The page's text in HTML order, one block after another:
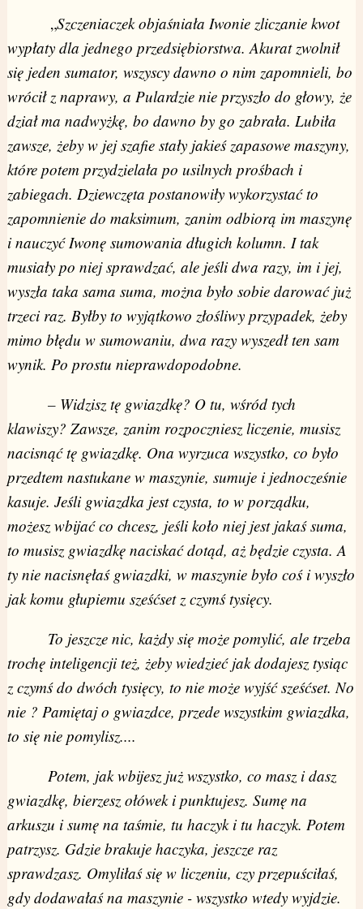
„Szczeniaczek objaśniała Iwonie zliczanie kwot
wypłaty dla jednego przedsiębiorstwa. Akurat zwolnił
się jeden sumator, wszyscy dawno o nim zapomnieli, bo
wrócił z naprawy, a Pulardzie nie przyszło do głowy, że
dział ma nadwyżkę, bo dawno by go zabrała. Lubiła
zawsze, żeby w jej szafie stały jakieś zapasowe maszyny,
które potem przydzielała po usilnych prośbach i
zabiegach. Dziewczęta postanowiły wykorzystać to
zapomnienie do maksimum, zanim odbiorą im maszynę
i nauczyć Iwonę sumowania długich kolumn. I tak
musiały po niej sprawdzać, ale jeśli dwa razy, im i jej,
wyszła taka sama suma, można było sobie darować już
trzeci raz. Byłby to wyjątkowo złośliwy przypadek, żeby
mimo błędu w sumowaniu, dwa razy wyszedł ten sam
wynik. Po prostu nieprawdopodobne.
– Widzisz tę gwiazdkę? O tu, wśród tych
klawiszy? Zawsze, zanim rozpoczniesz liczenie, musisz
nacisnąć tę gwiazdkę. Ona wyrzuca wszystko, co było
przedtem nastukane w maszynie, sumuje i jednocześnie
kasuje. Jeśli gwiazdka jest czysta, to w porządku,
możesz wbijać co chcesz, jeśli koło niej jest jakaś suma,
to musisz gwiazdkę naciskać dotąd, aż będzie czysta. A
ty nie nacisnęłaś gwiazdki, w maszynie było coś i wyszło
jak komu głupiemu sześćset z czymś tysięcy.
To jeszcze nic, każdy się może pomylić, ale trzeba
trochę inteligencji też, żeby wiedzieć jak dodajesz tysiąc
z czymś do dwóch tysięcy, to nie może wyjść sześćset. No
nie ? Pamiętaj o gwiazdce, przede wszystkim gwiazdka,
to się nie pomylisz....
Potem, jak wbijesz już wszystko, co masz i dasz
gwiazdkę, bierzesz ołówek i punktujesz. Sumę na
arkuszu i sumę na taśmie, tu haczyk i tu haczyk. Potem
patrzysz. Gdzie brakuje haczyka, jeszcze raz
sprawdzasz. Omyliłaś się w liczeniu, czy przepuściłaś,
gdy dodawałaś na maszynie - wszystko wtedy wyjdzie.